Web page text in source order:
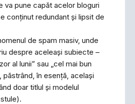
va pune capăt acelor bloguri
conținut redundant și lipsit de
de spam masiv, unde
despre aceleași subiecte –
al lunii” sau „cel mai bun
păstrând, în esență, același
doar titlul și modelul